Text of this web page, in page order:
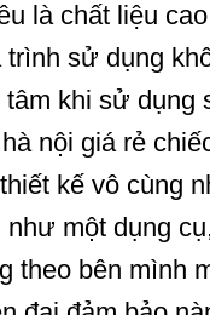
là chất liệu
sử dụng
khi sử dụng
nội giá rẻ
kế vô cùng
một dụng
theo bên mình